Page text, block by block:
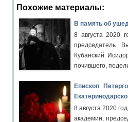
Похожие материалы:
В память об
8 августа 2020
председатель
Кубанский
почившего,
Епископ
8 августа 2020
академии,